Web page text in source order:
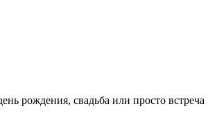
рождения, свадьба или просто встреча